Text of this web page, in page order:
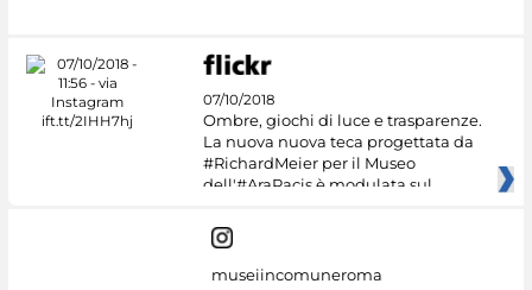
07/10/2018
Ombre, giochi di luce e trasparenze.
La nuova nuova teca progettata da
#RichardMeier per il Museo
dell'#AraPacis è modulata sul
museiincomuneroma